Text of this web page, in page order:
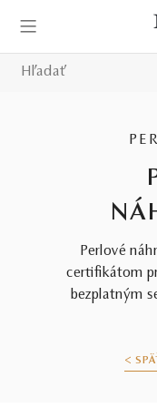
Perlové
certifikátom
bezplatným
<